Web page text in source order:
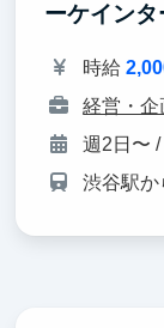
ーケインタ
時給
経営・企
週2日〜
渋谷駅か